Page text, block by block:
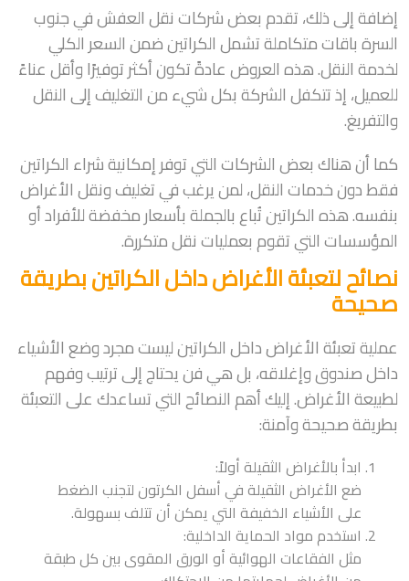
إضافة إلى ذلك، تقدم بعض شركات نقل العفش في جنوب
السرة باقات متكاملة تشمل الكراتين ضمن السعر الكلي
لخدمة النقل. هذه العروض عادةً تكون أكثر توفيرًا وأقل عناءً
للعميل، إذ تتكفل الشركة بكل شيء من التغليف إلى النقل
والتفريغ.
كما أن هناك بعض الشركات التي توفر إمكانية شراء الكراتين
فقط دون خدمات النقل، لمن يرغب في تغليف ونقل الأغراض
بنفسه. هذه الكراتين تُباع بالجملة بأسعار مخفضة للأفراد أو
المؤسسات التي تقوم بعمليات نقل متكررة.
نصائح لتعبئة الأغراض داخل الكراتين بطريقة
صحيحة
عملية تعبئة الأغراض داخل الكراتين ليست مجرد وضع الأشياء
داخل صندوق وإغلاقه، بل هي فن يحتاج إلى ترتيب وفهم
لطبيعة الأغراض. إليك أهم النصائح التي تساعدك على التعبئة
بطريقة صحيحة وآمنة:
ابدأ بالأغراض الثقيلة أولاً:
ضع الأغراض الثقيلة في أسفل الكرتون لتجنب الضغط
على الأشياء الخفيفة التي يمكن أن تتلف بسهولة.
استخدم مواد الحماية الداخلية:
مثل الفقاعات الهوائية أو الورق المقوى بين كل طبقة